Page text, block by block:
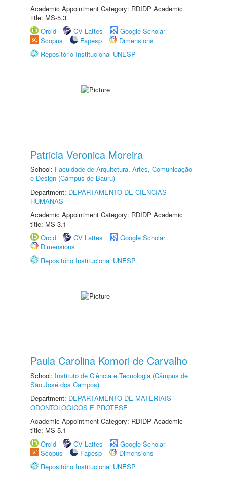
Academic Appointment Category: RDIDP Academic
title: MS-5.3
Orcid
CV Lattes
Google Scholar
Scopus
Fapesp
Dimensions
Repositório Institucional UNESP
Patricia Veronica Moreira
School: Faculdade de Arquitetura, Artes, Comunicação
e Design (Câmpus de Bauru)
Department: DEPARTAMENTO DE CIÊNCIAS
HUMANAS
Academic Appointment Category: RDIDP Academic
title: MS-3.1
Orcid
CV Lattes
Google Scholar
Dimensions
Repositório Institucional UNESP
Paula Carolina Komori de Carvalho
School: Instituto de Ciência e Tecnologia (Câmpus de
São José dos Campos)
Department: DEPARTAMENTO DE MATERIAIS
ODONTOLÓGICOS E PRÓTESE
Academic Appointment Category: RDIDP Academic
title: MS-5.1
Orcid
CV Lattes
Google Scholar
Scopus
Fapesp
Dimensions
Repositório Institucional UNESP